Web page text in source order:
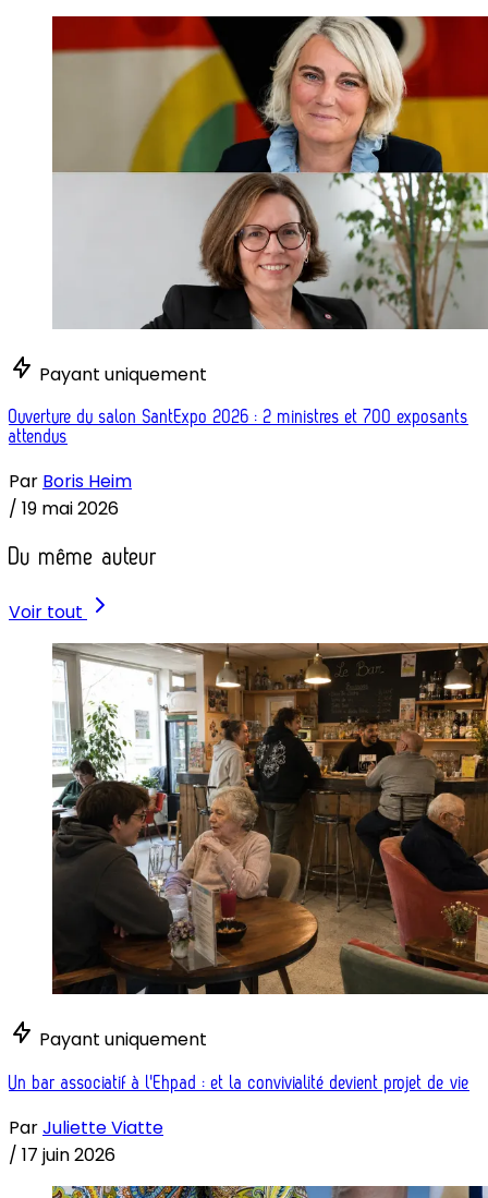
Payant uniquement
Ouverture du salon SantExpo 2026 : 2 ministres et 700 exposants
attendus
Par Boris Heim
/ 19 mai 2026
Du même auteur
Voir tout
Payant uniquement
Un bar associatif à l'Ehpad : et la convivialité devient projet de vie
ParJuliette Viatte
/ 17 juin 2026